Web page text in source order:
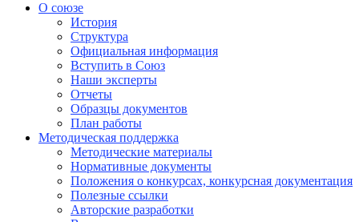
О союзе
История
Структура
Официальная информация
Вступить в Союз
Наши эксперты
Отчеты
Образцы документов
План работы
Методическая поддержка
Методические материалы
Нормативные документы
Положения о конкурсах, конкурсная документация
Полезные ссылки
Авторские разработки